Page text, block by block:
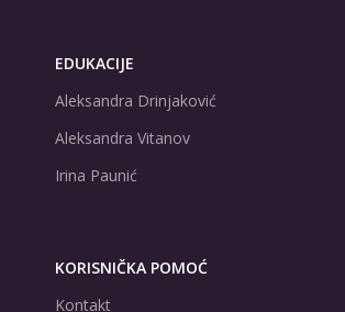
EDUKACIJE
Aleksandra Drinjaković
Aleksandra Vitanov
Irina Paunić
KORISNIČKA POMOĆ
Kontakt